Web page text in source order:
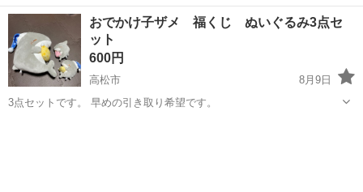
香川 高松市 おもちゃ ハム太郎
おでかけ子ザメ 福くじ ぬいぐるみ3点セ
ット
600円
高松市
8月9日
3点セットです。 早めの引き取り希望です。